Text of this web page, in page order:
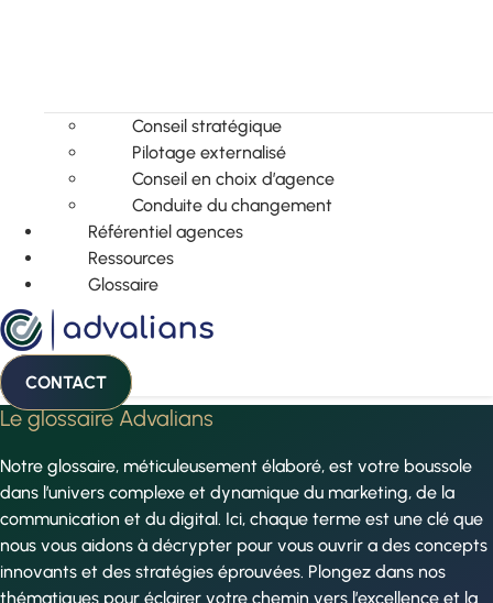
Conseil stratégique
Pilotage externalisé
Conseil en choix d’agence
Conduite du changement
Référentiel agences
Ressources
Glossaire
CONTACT
Le glossaire Advalians
Notre glossaire, méticuleusement élaboré, est votre boussole
dans l’univers complexe et dynamique du marketing, de la
communication et du digital. Ici, chaque terme est une clé que
nous vous aidons à décrypter pour vous ouvrir a des concepts
innovants et des stratégies éprouvées. Plongez dans nos
thématiques pour éclairer votre chemin vers l’excellence et la